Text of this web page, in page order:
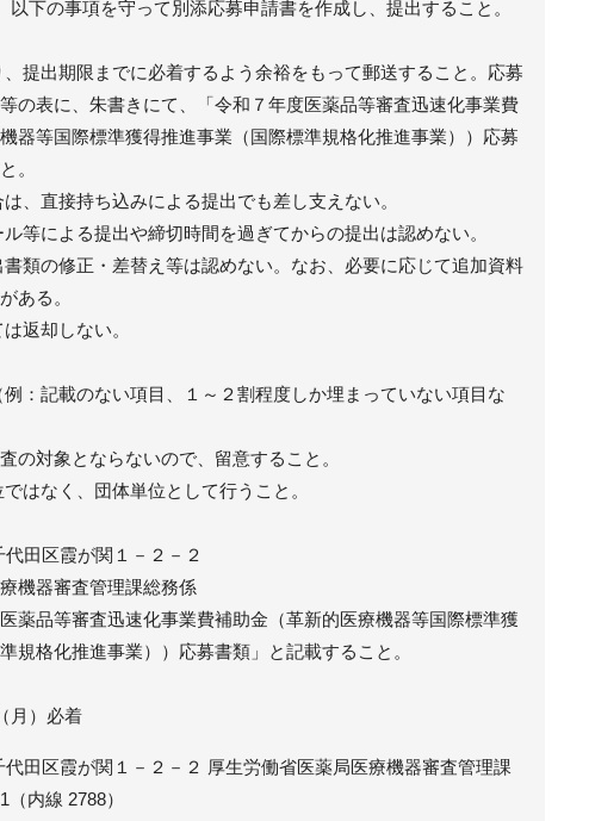
以下の事項を守って別添応募申請書を作成し、提出すること。
提出期限までに必着するよう余裕をもって郵送すること。応募
の表に、朱書きにて、「令和７年度医薬品等審査迅速化事業費
器等国際標準獲得推進事業（国際標準規格化推進事業））応募
。
、直接持ち込みによる提出でも差し支えない。
等による提出や締切時間を過ぎてからの提出は認めない。
類の修正・差替え等は認めない。なお、必要に応じて追加資料
ある。
返却しない。
：記載のない項目、１～２割程度しか埋まっていない項目な
の対象とならないので、留意すること。
はなく、団体単位として行うこと。
田区霞が関１－２－２
機器審査管理課総務係
薬品等審査迅速化事業費補助金（革新的医療機器等国際標準獲
規格化推進事業））応募書類」と記載すること。
月）必着
代田区霞が関１－２－２ 厚生労働省医薬局医療機器審査管理課
内線 2788）